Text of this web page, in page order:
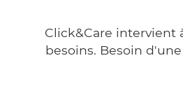
Click&Care intervient
besoins. Besoin